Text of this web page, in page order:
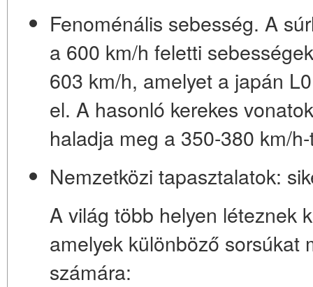
Fenoménális sebesség. A
a 600 km/h feletti
603 km/h, amelyet a japán
el. A hasonló kerekes
haladja meg a 350-380 km/
Nemzetközi tapasztalatok:
A világ több helyen léteznek
amelyek különböző sorsúkat
számára: